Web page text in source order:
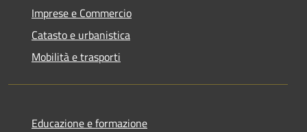
Imprese e Commercio
Catasto e urbanistica
Mobilità e trasporti
Educazione e formazione